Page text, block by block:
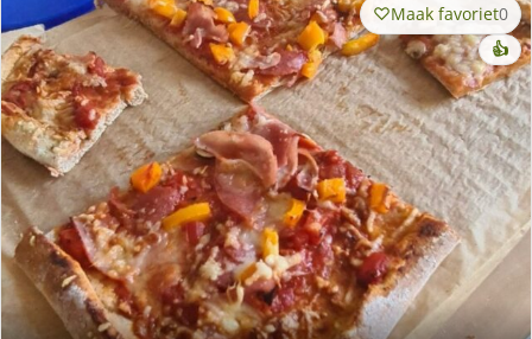
Maak favoriet0
👍